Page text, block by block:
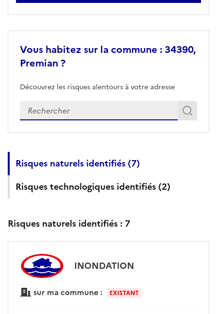
Vous habitez sur la commune : 34390,
Premian ?
Découvrez les risques alentours à votre adresse
Veuillez renseigner votre adresse exacte
Risques naturels identifiés (7)
Risques technologiques identifiés (2)
Risques naturels identifiés : 7
INONDATION
sur ma commune : EXISTANT